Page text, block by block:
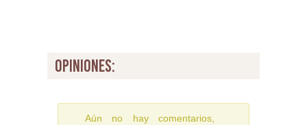
opiniones:
Aún no hay comentarios,